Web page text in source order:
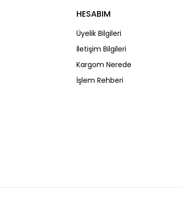
Gönder
HESABIM
Üyelik Bilgileri
İletişim Bilgileri
Kargom Nerede
İşlem Rehberi